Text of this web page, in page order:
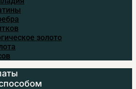
золото